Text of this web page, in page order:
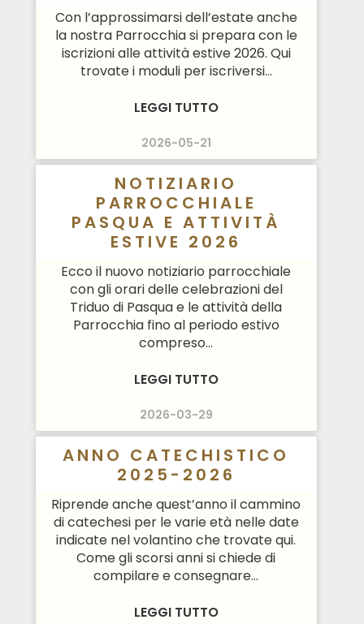
Con l’approssimarsi dell’estate anche
la nostra Parrocchia si prepara con le
iscrizioni alle attività estive 2026. Qui
trovate i moduli per iscriversi...
LEGGI TUTTO
2026-05-21
NOTIZIARIO
PARROCCHIALE
PASQUA E ATTIVITÀ
ESTIVE 2026
Ecco il nuovo notiziario parrocchiale
con gli orari delle celebrazioni del
Triduo di Pasqua e le attività della
Parrocchia fino al periodo estivo
compreso...
LEGGI TUTTO
2026-03-29
ANNO CATECHISTICO
2025-2026
Riprende anche quest’anno il cammino
di catechesi per le varie età nelle date
indicate nel volantino che trovate qui.
Come gli scorsi anni si chiede di
compilare e consegnare...
LEGGI TUTTO